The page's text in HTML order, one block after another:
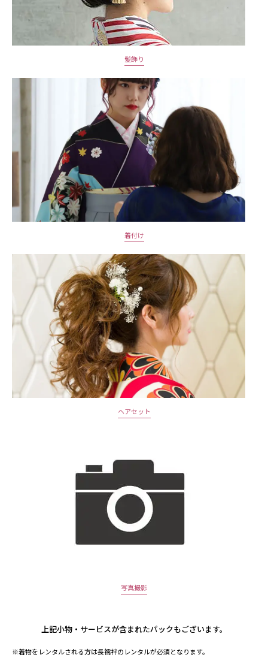
髪飾り
着付け
ヘアセット
写真撮影
上記小物・サービスが含まれたパックもございます。
※着物をレンタルされる方は長襦袢のレンタルが必須となります。